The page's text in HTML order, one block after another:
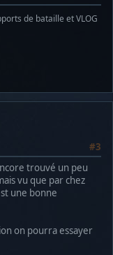
de bataille et VLOG
#3
trouvé un peu
vu que par chez
une bonne
on pourra essayer